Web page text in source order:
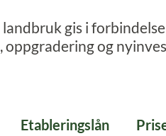
gis i
oppgradering og
Etableringslån